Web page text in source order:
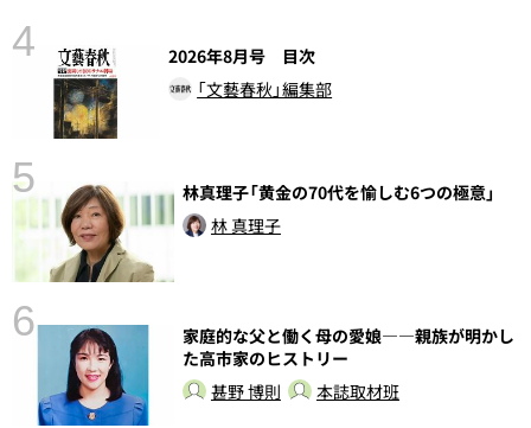
4
2026年8月号 目次
「文藝春秋」編集部
5
林真理子「黄金の70代を愉しむ6つの極意」
林 真理子
6
家庭的な父と働く母の愛娘――親族が明かし
た高市家のヒストリー
甚野 博則
本誌取材班